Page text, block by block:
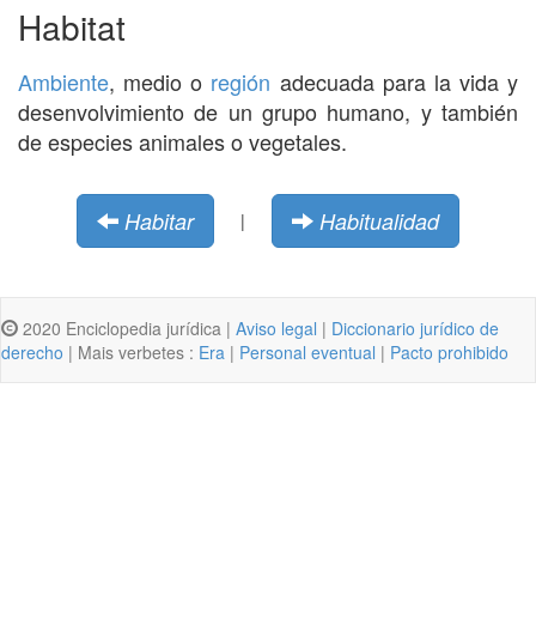
Habitat
Ambiente, medio o región adecuada para la vida y
desenvolvimiento de un grupo humano, y también
de especies animales o vegetales.
Habitar | Habitualidad
2020 Enciclopedia jurídica | Aviso legal | Diccionario jurídico de
derecho | Mais verbetes : Era | Personal eventual | Pacto prohibido